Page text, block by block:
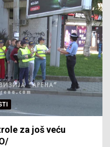
za još veću